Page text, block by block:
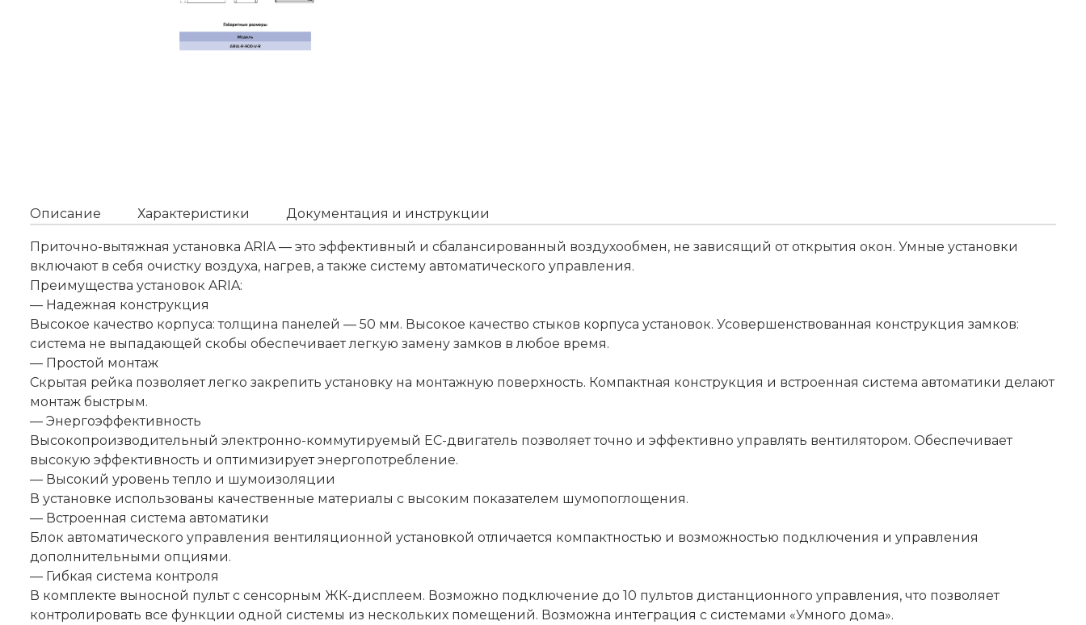
Описание Характеристики Документация и инструкции
Приточно-вытяжная установка ARIA — это эффективный и сбалансированный воздухообмен, не зависящий от открытия окон. Умные установки
включают в себя очистку воздуха, нагрев, а также систему автоматического управления.
Преимущества установок ARIA:
— Надежная конструкция
Высокое качество корпуса: толщина панелей — 50 мм. Высокое качество стыков корпуса установок. Усовершенствованная конструкция замков:
система не выпадающей скобы обеспечивает легкую замену замков в любое время.
— Простой монтаж
Скрытая рейка позволяет легко закрепить установку на монтажную поверхность. Компактная конструкция и встроенная система автоматики делают
монтаж быстрым.
— Энергоэффективность
Высокопроизводительный электронно-коммутируемый ЕС-двигатель позволяет точно и эффективно управлять вентилятором. Обеспечивает
высокую эффективность и оптимизирует энергопотребление.
— Высокий уровень тепло и шумоизоляции
В установке использованы качественные материалы с высоким показателем шумопоглощения.
— Встроенная система автоматики
Блок автоматического управления вентиляционной установкой отличается компактностью и возможностью подключения и управления
дополнительными опциями.
— Гибкая система контроля
В комплекте выносной пульт с сенсорным ЖК-дисплеем. Возможно подключение до 10 пультов дистанционного управления, что позволяет
контролировать все функции одной системы из нескольких помещений. Возможна интеграция с системами «Умного дома».